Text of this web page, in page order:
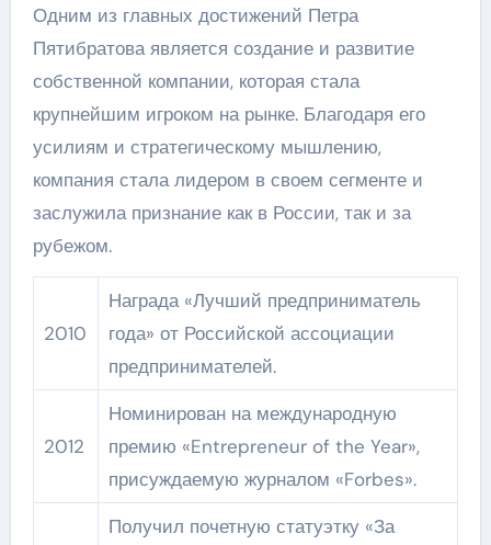
Одним из главных достижений Петра
Пятибратова является создание и развитие
собственной компании, которая стала
крупнейшим игроком на рынке. Благодаря его
усилиям и стратегическому мышлению,
компания стала лидером в своем сегменте и
заслужила признание как в России, так и за
рубежом.
2010
Награда «Лучший предприниматель
года» от Российской ассоциации
предпринимателей.
2012
Номинирован на международную
премию «Entrepreneur of the Year»,
присуждаемую журналом «Forbes».
Получил почетную статуэтку «За